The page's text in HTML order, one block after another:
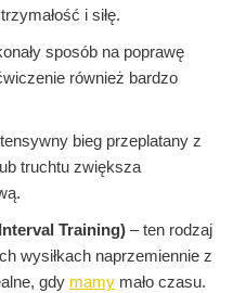
i siłę.
sposób na poprawę
również bardzo
bieg przeplatany z
truchtu zwiększa
Training) – ten rodzaj
wysiłkach naprzemiennie z
gdy mamy mało czasu.